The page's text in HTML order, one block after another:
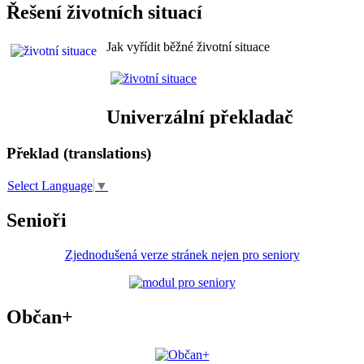
Řešení životních situací
Jak vyřídit běžné životní situace
Univerzální překladač
Překlad (translations)
Select Language ▼
Senioři
Zjednodušená verze stránek nejen pro seniory
Občan+